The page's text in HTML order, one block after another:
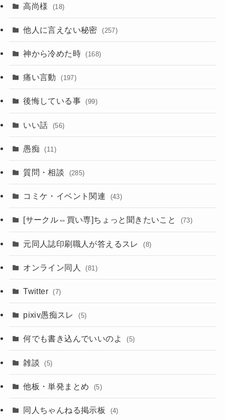
高尚様 (18)
他人に言えない秘密 (257)
神から冷めた時 (168)
痛い言動 (197)
後悔している事 (99)
いい話 (56)
愚痴 (11)
質問・相談 (285)
コミケ・イベント関連 (43)
[サークル⇔買い専]ちょっと聞きたいこと (73)
元同人誌印刷職人が答えるスレ (8)
オンライン同人 (81)
Twitter (7)
pixiv愚痴スレ (5)
何でも書き込んでいいのよ (5)
雑談 (5)
他板・単発まとめ (5)
同人ちゃんねる掲示板 (4)